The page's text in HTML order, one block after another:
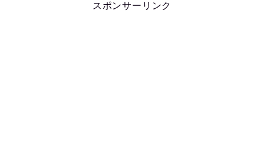
スポンサーリンク